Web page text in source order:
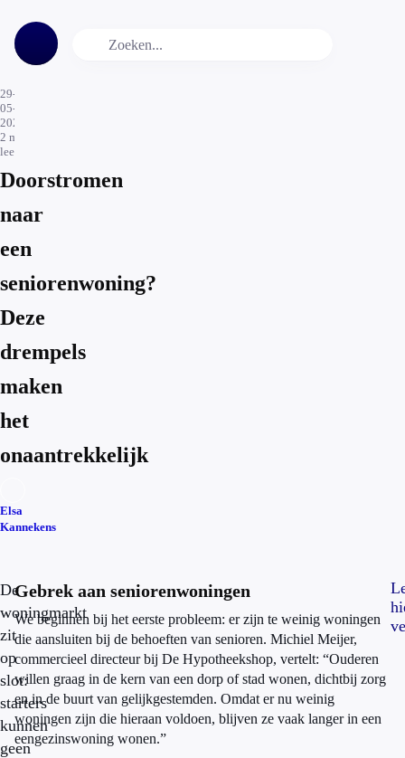
29-
05-
2025
2 min.
leestijd
Doorstromen
naar
een
seniorenwoning?
Deze
drempels
maken
het
onaantrekkelijk
Elsa
Kannekens
De
woningmarkt
zit
op
slot:
starters
kunnen
geen
Gebrek aan seniorenwoningen
We beginnen bij het eerste probleem: er zijn te weinig woningen
die aansluiten bij de behoeften van senioren. Michiel Meijer,
commercieel directeur bij De Hypotheekshop, vertelt: “Ouderen
willen graag in de kern van een dorp of stad wonen, dichtbij zorg
en in de buurt van gelijkgestemden. Omdat er nu weinig
woningen zijn die hieraan voldoen, blijven ze vaak langer in een
eengezinswoning wonen.”